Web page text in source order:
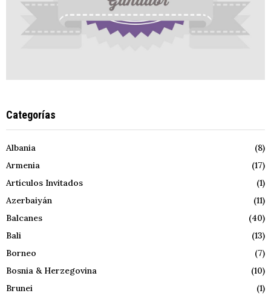
Categorías
Albania
(8)
Armenia
(17)
Artículos Invitados
(1)
Azerbaiyán
(11)
Balcanes
(40)
Bali
(13)
Borneo
(7)
Bosnia & Herzegovina
(10)
Brunei
(1)